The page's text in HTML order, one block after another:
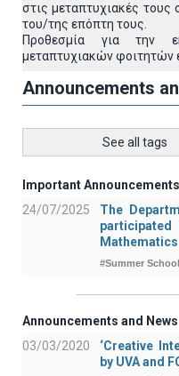
στις μεταπτυχιακές
του/της επόπτη τους.
Προθεσμία για την
μεταπτυχιακών φοιτητών
Announcements
See all tags
Important
24/07/2025
The
Mathematics
#Summer School
Announcements and News
03/03/2020
‘Creative
by UVA and